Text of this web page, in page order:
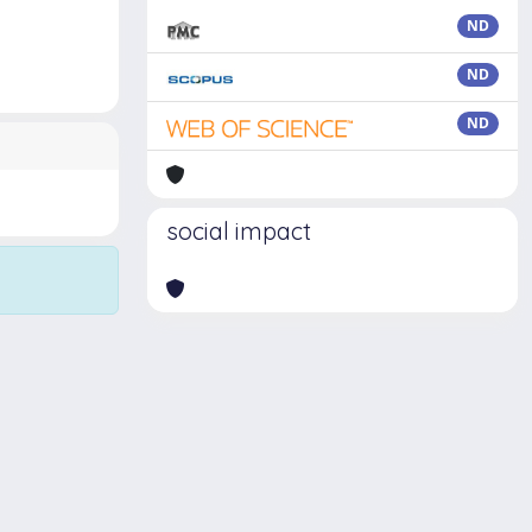
ND
ND
ND
social impact